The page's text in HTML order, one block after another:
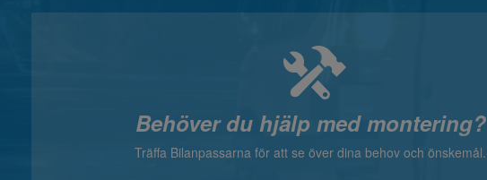
Behöver du hjälp med montering?
Träffa Bilanpassarna för att se över dina behov och önskemål.